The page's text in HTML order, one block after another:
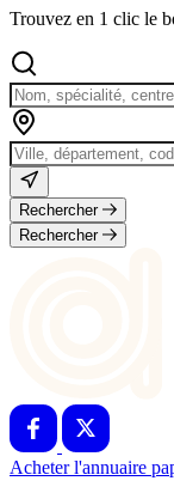
Trouvez en 1 clic le
Rechercher
Rechercher
Acheter l'annuaire